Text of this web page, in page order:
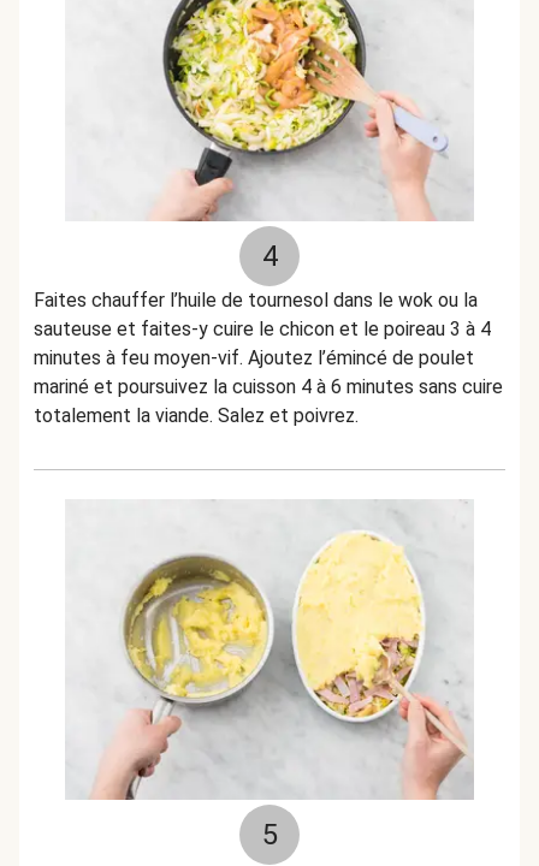
4
Faites chauffer l’huile de tournesol dans le wok ou la
sauteuse et faites-y cuire le chicon et le poireau 3 à 4
minutes à feu moyen-vif. Ajoutez l’émincé de poulet
mariné et poursuivez la cuisson 4 à 6 minutes sans cuire
totalement la viande. Salez et poivrez.
5